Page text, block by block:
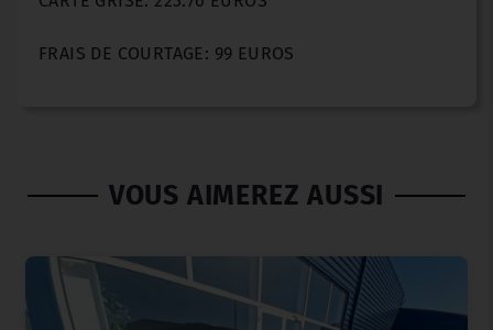
FRAIS DE COURTAGE: 99 EUROS
VOUS AIMEREZ AUSSI